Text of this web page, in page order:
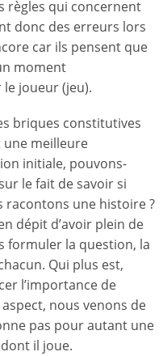
règles qui concernent
donc des erreurs lors
car ils pensent que
moment
joueur (jeu).
briques constitutives
une meilleure
initiale, pouvons-
le fait de savoir si
racontons une histoire ?
dépit d’avoir plein de
formuler la question, la
Qui plus est,
l’importance de
nous venons de
pas pour autant une
il joue.